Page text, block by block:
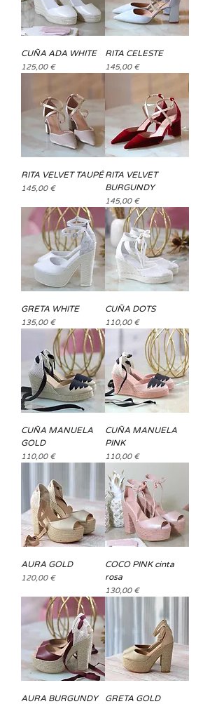
CUÑA ADA WHITE
Precio
125,00 €
RITA CELESTE
Precio
145,00 €
RITA VELVET TAUPÉ
Precio
145,00 €
RITA VELVET
BURGUNDY
Precio
145,00 €
GRETA WHITE
Precio
135,00 €
CUÑA DOTS
Precio
110,00 €
CUÑA MANUELA
GOLD
Precio
110,00 €
CUÑA MANUELA
PINK
Precio
110,00 €
AURA GOLD
Precio
120,00 €
COCO PINK cinta
rosa
Precio
130,00 €
AURA BURGUNDY GRETA GOLD